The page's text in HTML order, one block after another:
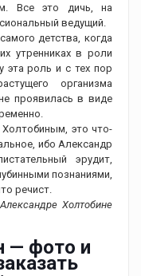
Все это дичь, на
ведущий.
детства, когда
утренниках в роли
эта роль и с тех пор
организма
проявилась в виде
это что-
ибо Александр
эрудит,
познаниями,
речист.
Александре Холтобине
— фото и